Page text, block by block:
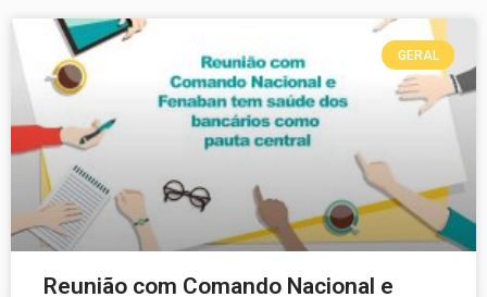
GERAL
Reunião com Comando Nacional e